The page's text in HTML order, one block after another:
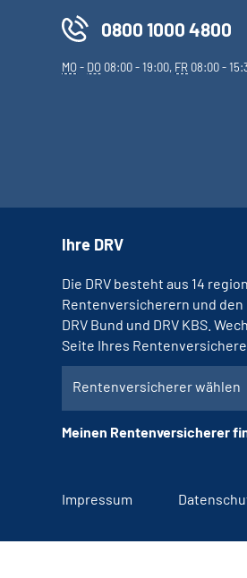
0800 1000 4800
MO- DO 08:00 - 19:00, FR 08:00 -
Ihre DRV
Die DRV besteht aus 14
Rentenversicherern und
DRV Bund und DRV KBS.
Seite Ihres
Rentenversicherer wählen
Meinen Rentenversicherer
Impressum